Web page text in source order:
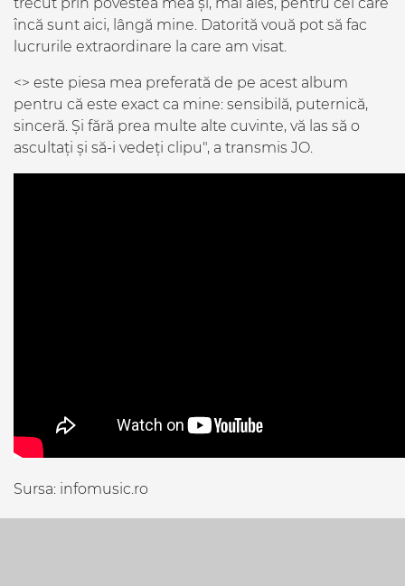
încă sunt aici, lângă mine. Datorită vouă pot să fac
lucrurile extraordinare la care am visat.
<> este piesa mea preferată de pe acest album
pentru că este exact ca mine: sensibilă, puternică,
sinceră. Și fără prea multe alte cuvinte, vă las să o
ascultați și să-i vedeți clipu", a transmis JO.
Sursa: infomusic.ro